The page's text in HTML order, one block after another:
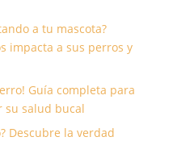
a tu mascota?
impacta a sus perros y
Guía completa para
su salud bucal
Descubre la verdad